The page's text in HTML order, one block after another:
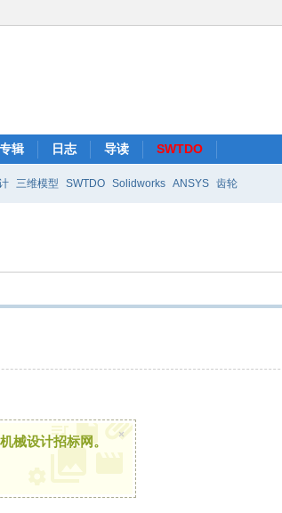
辑 日志 导读 SWTDO
三维模型 SWTDO Solidworks ANSYS 齿轮
械设计招标网。 ×